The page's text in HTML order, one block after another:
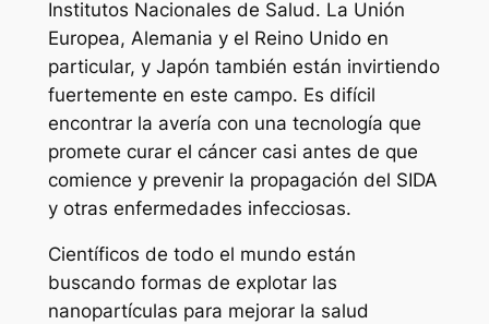
Institutos Nacionales de Salud. La Unión
Europea, Alemania y el Reino Unido en
particular, y Japón también están invirtiendo
fuertemente en este campo. Es difícil
encontrar la avería con una tecnología que
promete curar el cáncer casi antes de que
comience y prevenir la propagación del SIDA
y otras enfermedades infecciosas.
Científicos de todo el mundo están
buscando formas de explotar las
nanopartículas para mejorar la salud